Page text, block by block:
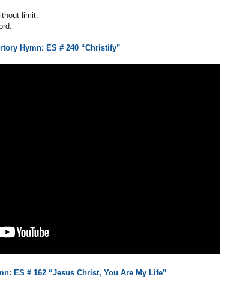
limit.
Hymn: ES # 240 “Christify”
ES # 162 “Jesus Christ, You Are My Life”